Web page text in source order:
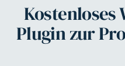
Kostenloses
Plugin zur